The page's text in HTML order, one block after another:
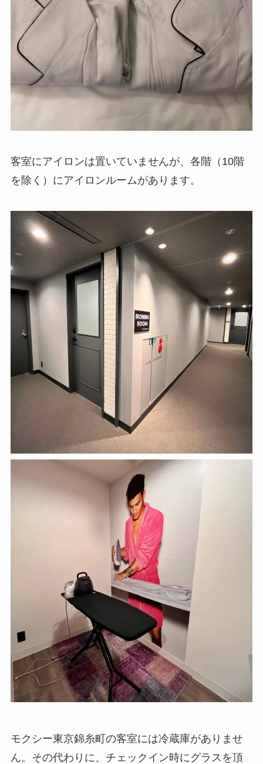
客室にアイロンは置いていませんが、各階（10
階を除く）にアイロンルームがあります。
モクシー東京錦糸町の客室には冷蔵庫がありませ
ん。その代わりに、チェックイン時にグラスを頂
き、バーカウンターに持っていけば、何時でも何
杯でもソフトドリンクを頂けます。（アルコール